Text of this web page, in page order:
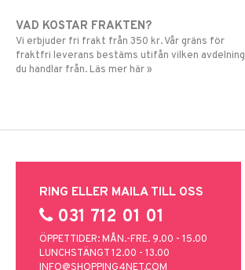
VAD KOSTAR FRAKTEN?
Vi erbjuder fri frakt från 350 kr. Vår gräns för
fraktfri leverans bestäms utifån vilken avdelning
du handlar från. Läs mer här »
RING ELLER MAILA TILL OSS
031 712 01 01
ÖPPETTIDER: MÅN.-FRE. 9.00 - 15.00
LUNCHSTÄNGT 12.00 - 13.00